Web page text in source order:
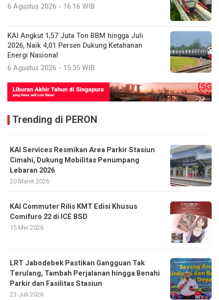
6 Agustus 2026 - 16:16 WIB
KAI Angkut 1,57 Juta Ton BBM hingga Juli
2026, Naik 4,01 Persen Dukung Ketahanan
Energi Nasional
6 Agustus 2026 - 15:35 WIB
Trending di PERON
KAI Services Resmikan Area Parkir Stasiun
Cimahi, Dukung Mobilitas Penumpang
Lebaran 2026
20 Maret 2026
KAI Commuter Rilis KMT Edisi Khusus
Comifuro 22 di ICE BSD
15 Mei 2026
LRT Jabodebek Pastikan Gangguan Tak
Terulang, Tambah Perjalanan hingga Benahi
Parkir dan Fasilitas Stasiun
23 Juli 2026